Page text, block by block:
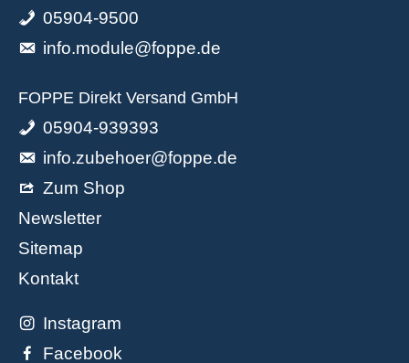
05904-9500
info.module@foppe.de
FOPPE Direkt Versand GmbH
05904-939393
info.zubehoer@foppe.de
Zum Shop
Newsletter
Sitemap
Kontakt
Instagram
Facebook